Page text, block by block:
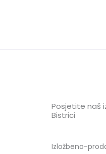
Posjetite naš
Bistrici
Izložbeno-